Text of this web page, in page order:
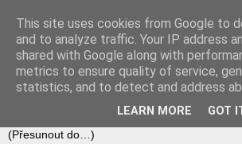
This site uses cookies from Google to
and to analyze traffic. Your IP address
shared with Google along with
metrics to ensure quality of service,
statistics, and to detect and address
LEARN MORE GOT